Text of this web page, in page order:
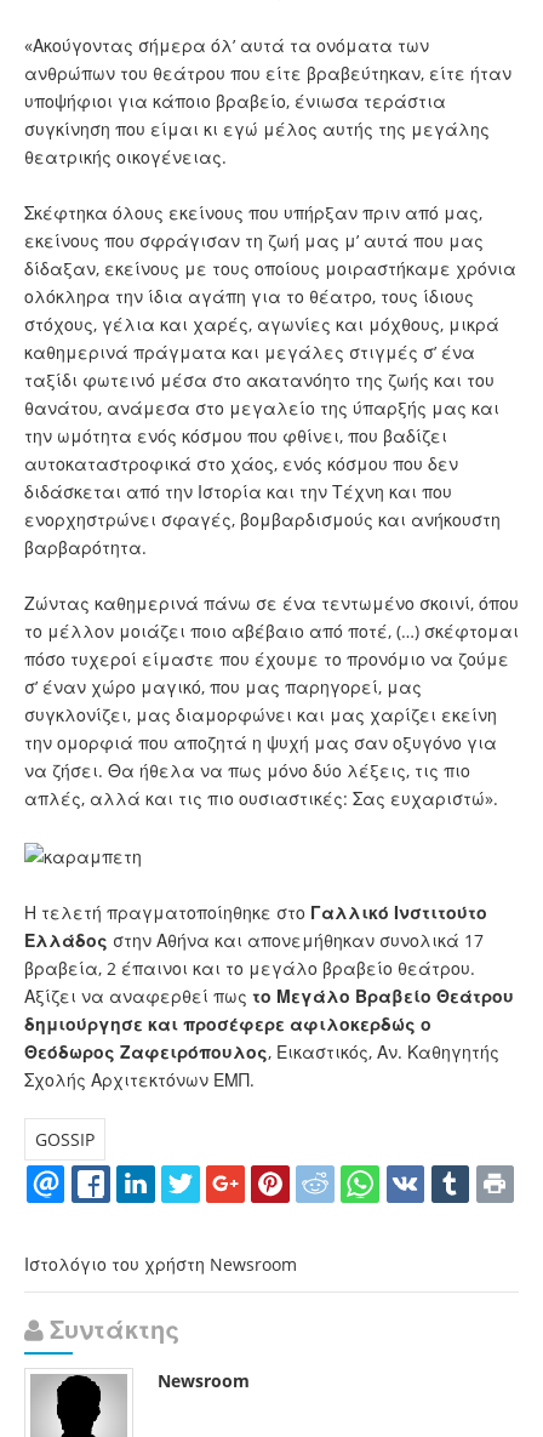
«Ακούγοντας σήμερα όλ’ αυτά τα ονόματα των
ανθρώπων του θεάτρου που είτε βραβεύτηκαν, είτε ήταν
υποψήφιοι για κάποιο βραβείο, ένιωσα τεράστια
συγκίνηση που είμαι κι εγώ μέλος αυτής της μεγάλης
θεατρικής οικογένειας.
Σκέφτηκα όλους εκείνους που υπήρξαν πριν από μας,
εκείνους που σφράγισαν τη ζωή μας μ’ αυτά που μας
δίδαξαν, εκείνους με τους οποίους μοιραστήκαμε χρόνια
ολόκληρα την ίδια αγάπη για το θέατρο, τους ίδιους
στόχους, γέλια και χαρές, αγωνίες και μόχθους, μικρά
καθημερινά πράγματα και μεγάλες στιγμές σ’ ένα
ταξίδι φωτεινό μέσα στο ακατανόητο της ζωής και του
θανάτου, ανάμεσα στο μεγαλείο της ύπαρξής μας και
την ωμότητα ενός κόσμου που φθίνει, που βαδίζει
αυτοκαταστροφικά στο χάος, ενός κόσμου που δεν
διδάσκεται από την Ιστορία και την Τέχνη και που
ενορχηστρώνει σφαγές, βομβαρδισμούς και ανήκουστη
βαρβαρότητα.
Ζώντας καθημερινά πάνω σε ένα τεντωμένο σκοινί, όπου
το μέλλον μοιάζει ποιο αβέβαιο από ποτέ, (…) σκέφτομαι
πόσο τυχεροί είμαστε που έχουμε το προνόμιο να ζούμε
σ’ έναν χώρο μαγικό, που μας παρηγορεί, μας
συγκλονίζει, μας διαμορφώνει και μας χαρίζει εκείνη
την ομορφιά που αποζητά η ψυχή μας σαν οξυγόνο για
να ζήσει. Θα ήθελα να πως μόνο δύο λέξεις, τις πιο
απλές, αλλά και τις πιο ουσιαστικές: Σας ευχαριστώ».
Η τελετή πραγματοποίηθηκε στο Γαλλικό Ινστιτούτο
Ελλάδος στην Αθήνα και απονεμήθηκαν συνολικά 17
βραβεία, 2 έπαινοι και το μεγάλο βραβείο θεάτρου.
Αξίζει να αναφερθεί πως το Μεγάλο Βραβείο Θεάτρου
δημιούργησε και προσέφερε αφιλοκερδώς ο
Θεόδωρος Ζαφειρόπουλος, Εικαστικός, Αν. Καθηγητής
Σχολής Αρχιτεκτόνων ΕΜΠ.
GOSSIP
Ιστολόγιο του χρήστη Newsroom
Συντάκτης
Newsroom